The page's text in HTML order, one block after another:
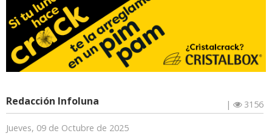
Redacción Infoluna | 3156
Jueves, 09 de Octubre de 2025